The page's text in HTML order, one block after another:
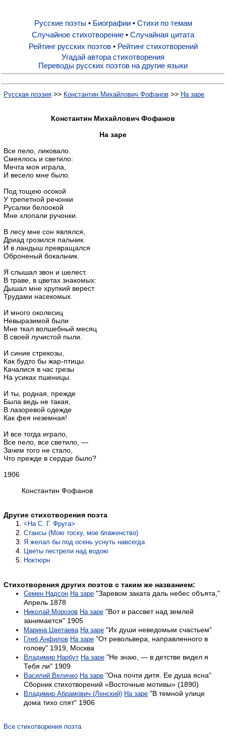
Русские поэты
Биографии
Стихи по темам
Случайное стихотворение
Случайная цитата
Рейтинг русских поэтов
Рейтинг стихотворений
Русские поэты • Биографии• Стихи по темам
Случайное стихотворение • Случайная цитата
Рейтинг русских поэтов• Рейтинг стихотворений
Угадай автора стихотворения
Переводы русских поэтов на другие языки
Русская поэзия >> Константин Михайлович Фофанов >> На заре
Константин Михайлович Фофанов
На заре
Все пело, ликовало.
Смеялось и светило:
Мечта моя играла,
И весело мне было.
Под тощею осокой
У трепетной речонки
Русалки белоокой
Мне хлопали ручонки.
В лесу мне сон являлся,
Дриад грозился пальчик.
И в ландыш превращался
Оброненый бокальчик.
Я слышал звон и шелест.
В траве, в цветах знакомых:
Дышал мне хрупкий верест
Трудами насекомых.
И много околесиц
Невыразимой были
Мне ткал волшебный месяц
В своей лучистой пыли.
И синие стрекозы,
Как будто бы жар-птицы.
Качалися в час грезы
На усиках пшеницы.
И ты, родная, прежде
Была ведь не такая,
В лазоревой одежде
Как фея неземная!
И все тогда играло,
Все пело, все светило, —
Зачем того не стало,
Что прежде в сердце было?
1906
Константин Фофанов
Другие стихотворения поэта
<На С. Г. Фруга>
Стан­сы (Мою тоску, мое бла­жен­ство)
Я желал бы под осень уснуть на­все­гда
Цветы пестрели над водою
Нок­тюрн
Стихотворения других поэтов с таким же названием:
Семен Надсон На заре "Заревом заката даль небес объята,"
Апрель 1878
Николай Морозов На заре "Вот и рассвет над землей
занимается" 1905
Марина Цветаева На заре "Их души неведомым счастьем"
Глеб Анфилов На заре "От револьвера, направленного в
голову" 1919, Москва
Владимир Нарбут На заре "Не знаю, — в детстве видел я
Тебя ли" 1909
Василий Величко На заре "Она почти дитя. Ее душа ясна"
Сборник стихотворений «Восточные мотивы» (1890)
Владимир Абрамович (Ленский) На заре "В тем­ной улице
дома тихо спят" 1906
Все стихотворения поэта